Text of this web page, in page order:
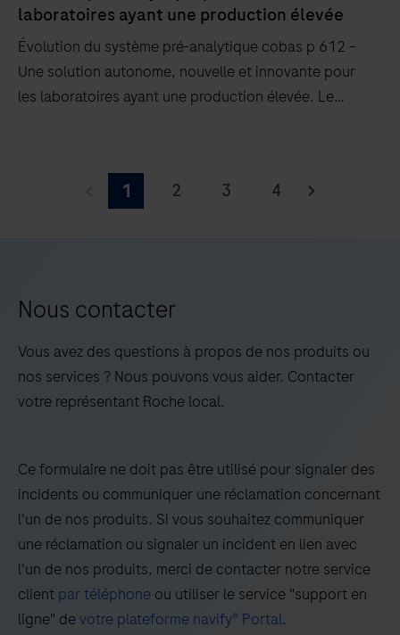
laboratoires ayant une production élevée
Évolution du système pré-analytique cobas p 612 –
Une solution autonome, nouvelle et innovante pour
les laboratoires ayant une production élevée. Le
–
Une
solution
autonome,
nouvelle
pour
les
laboratoires
ayant
une
production
élevée.
1 2 3 4
Nous contacter
Vous avez des questions à propos de nos produits ou
nos services ? Nous pouvons vous aider. Contacter
votre représentant Roche local.
Ce formulaire ne doit pas être utilisé pour signaler des
incidents ou communiquer une réclamation concernant
l'un de nos produits. Si vous souhaitez communiquer
une réclamation ou signaler un incident en lien avec
l'un de nos produits, merci de contacter notre service
client par téléphone ou utiliser le service "support en
ligne" devotre plateforme navify® Portal.